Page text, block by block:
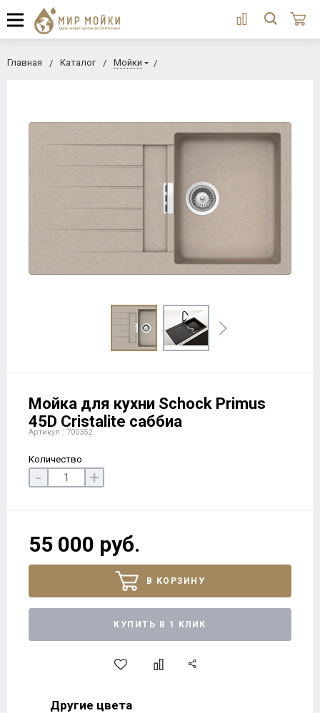
Главная Каталог Мойки
Мойка для кухни Schock Primus
45D Cristalite саббиа
Артикул : 700352
Количество
- +
55 000 руб.
В КОРЗИНУ
КУПИТЬ В 1 КЛИК
Другие цвета